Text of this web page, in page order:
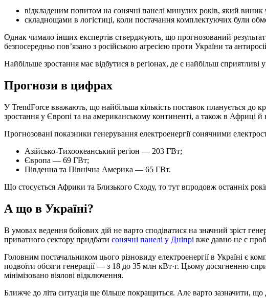
відкладеним попитом на сонячні панелі минулих років, який виник
складнощами в логістиці, коли постачання комплектуючих були
Однак чимало інших експертів стверджують, що прогнозований
безпосередньо пов’язано з російською агресією проти України та
Найбільше зростання має відбутися в регіонах, де є найбільш сприятливі
Прогнози в цифрах
У TrendForce вважають, що найбільша кількість поставок планується до
зростання у Європі та на американському континенті, а також в Африці й
Прогнозовані показники генерування електроенергії сонячними
Азійсько-Тихоокеанський регіон — 203 ГВт;
Європа — 69 ГВт;
Південна та Північна Америка — 65 ГВт.
Що стосується Африки та Близького Сходу, то тут впродовж останніх
А що в Україні?
В умовах ведення бойових дій не варто сподіватися на значний зріст
приватного сектору придбати сонячні панелі у Дніпрі вже давно не є
Головним постачальником цього різновиду електроенергії в Україні є
подвоїти обсяги генерації — з 18 до 35 млн кВт·г. Цьому досягненню
мінімізовано віялові відключення.
Ближче до літа ситуація ще більше покращиться. Але варто зазначити, що